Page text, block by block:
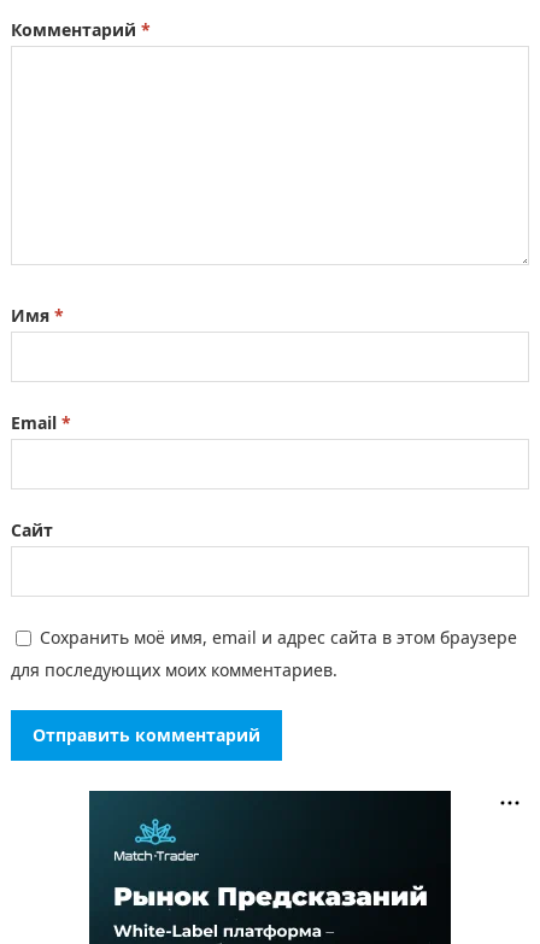
Комментарий *
Имя *
Email *
Сайт
Сохранить моё имя, email и адрес сайта в этом браузере
для последующих моих комментариев.